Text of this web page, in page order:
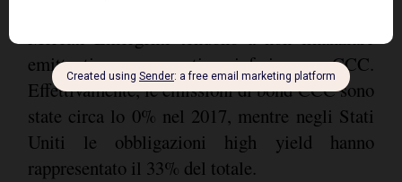
Mercati Emergenti tendono a non finanziare
emittenti con un rating inferiore a CCC.
Effettivamente, le emissioni di bond CCC sono
state circa lo 0% nel 2017, mentre negli Stati
Uniti le obbligazioni high yield hanno
rappresentato il 33% del totale.